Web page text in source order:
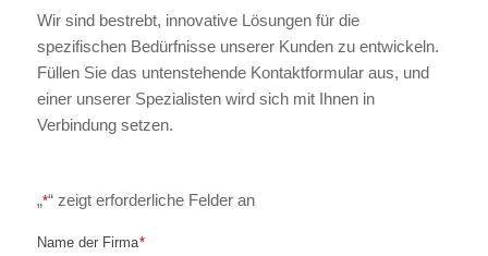
Wir sind bestrebt, innovative Lösungen für die
spezifischen Bedürfnisse unserer Kunden zu entwickeln.
Füllen Sie das untenstehende Kontaktformular aus, und
einer unserer Spezialisten wird sich mit Ihnen in
Verbindung setzen.
„*“ zeigt erforderliche Felder an
Name der Firma*